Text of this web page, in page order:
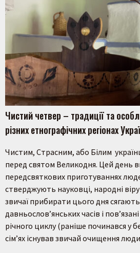
Чистий четвер – традиції та
різних етнографічних регіонах
Чистим, Страсним, або Білим
перед святом Великодня. Цей день
передсвяткових приготуваннях
стверджують науковці, народні
звичаї прибирати цього дня
давньослов’янських часів і
річного циклу (раніше починався у
сім’ях існував звичай очищення